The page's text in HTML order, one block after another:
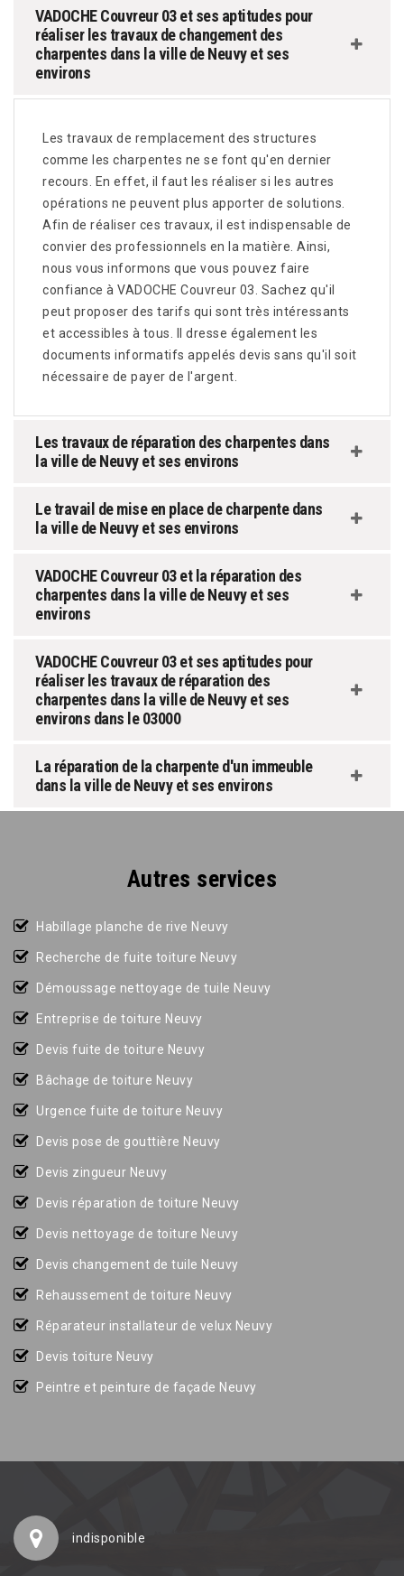
VADOCHE Couvreur 03 et ses aptitudes pour
réaliser les travaux de changement des
charpentes dans la ville de Neuvy et ses
environs
Les travaux de remplacement des structures
comme les charpentes ne se font qu'en dernier
recours. En effet, il faut les réaliser si les autres
opérations ne peuvent plus apporter de solutions.
Afin de réaliser ces travaux, il est indispensable de
convier des professionnels en la matière. Ainsi,
nous vous informons que vous pouvez faire
confiance à VADOCHE Couvreur 03. Sachez qu'il
peut proposer des tarifs qui sont très intéressants
et accessibles à tous. Il dresse également les
documents informatifs appelés devis sans qu'il soit
nécessaire de payer de l'argent.
Les travaux de réparation des charpentes dans
la ville de Neuvy et ses environs
Le travail de mise en place de charpente dans
la ville de Neuvy et ses environs
VADOCHE Couvreur 03 et la réparation des
charpentes dans la ville de Neuvy et ses
environs
VADOCHE Couvreur 03 et ses aptitudes pour
réaliser les travaux de réparation des
charpentes dans la ville de Neuvy et ses
environs dans le 03000
La réparation de la charpente d'un immeuble
dans la ville de Neuvy et ses environs
Autres services
Habillage planche de rive Neuvy
Recherche de fuite toiture Neuvy
Démoussage nettoyage de tuile Neuvy
Entreprise de toiture Neuvy
Devis fuite de toiture Neuvy
Bâchage de toiture Neuvy
Urgence fuite de toiture Neuvy
Devis pose de gouttière Neuvy
Devis zingueur Neuvy
Devis réparation de toiture Neuvy
Devis nettoyage de toiture Neuvy
Devis changement de tuile Neuvy
Rehaussement de toiture Neuvy
Réparateur installateur de velux Neuvy
Devis toiture Neuvy
Peintre et peinture de façade Neuvy
indisponible